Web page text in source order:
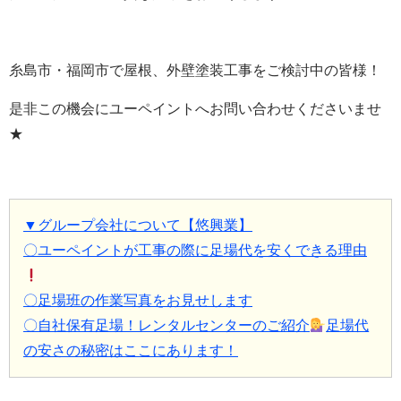
糸島市・福岡市で屋根、外壁塗装工事をご検討中の皆様！
是非この機会にユーペイントへお問い合わせくださいませ
★
▼グループ会社について【悠興業】
〇ユーペイントが工事の際に足場代を安くできる理由
〇足場班の作業写真をお見せします
〇自社保有足場！レンタルセンターのご紹介
足場代
の安さの秘密はここにあります！